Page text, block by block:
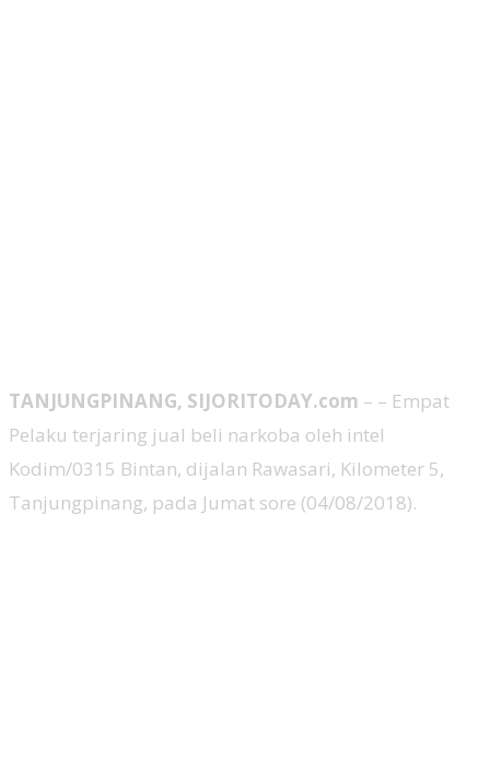
TANJUNGPINANG, SIJORITODAY.com – – Empat
Pelaku terjaring jual beli narkoba oleh intel
Kodim/0315 Bintan, dijalan Rawasari, Kilometer 5,
Tanjungpinang, pada Jumat sore (04/08/2018).